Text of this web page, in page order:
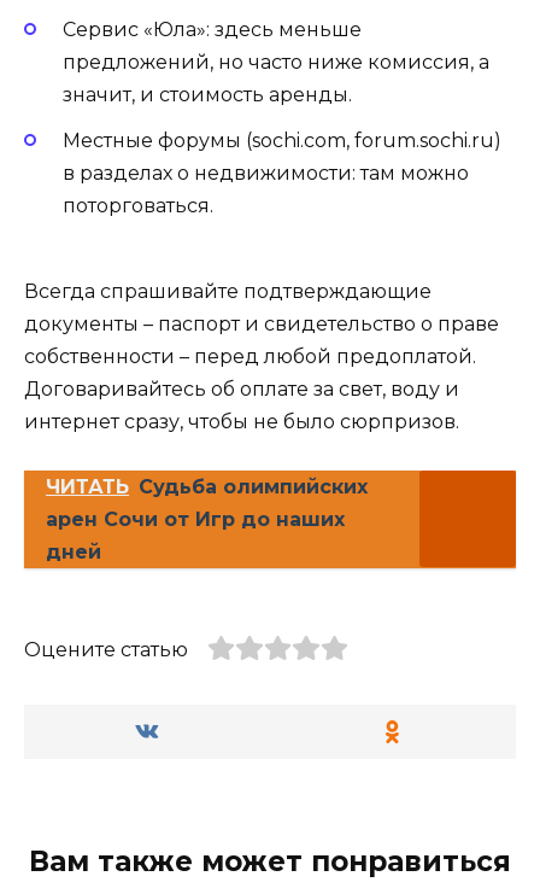
Сервис «Юла»: здесь меньше
предложений, но часто ниже комиссия, а
значит, и стоимость аренды.
Местные форумы (sochi.com, forum.sochi.ru)
в разделах о недвижимости: там можно
поторговаться.
Всегда спрашивайте подтверждающие
документы – паспорт и свидетельство о праве
собственности – перед любой предоплатой.
Договаривайтесь об оплате за свет, воду и
интернет сразу, чтобы не было сюрпризов.
ЧИТАТЬ Судьба олимпийских
арен Сочи от Игр до наших
дней
Оцените статью
Вам также может понравиться